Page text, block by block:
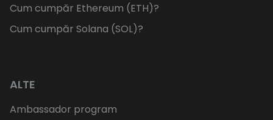
Cum cumpăr Ethereum (ETH)?
Cum cumpăr Solana (SOL)?
ALTE
Ambassador program